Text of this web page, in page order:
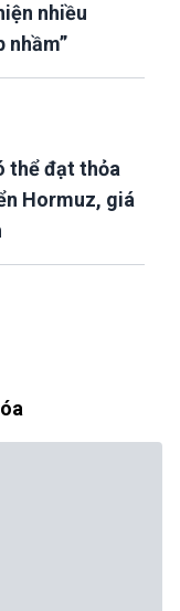
nhiều
nhầm”
thể đạt thỏa
Hormuz, giá